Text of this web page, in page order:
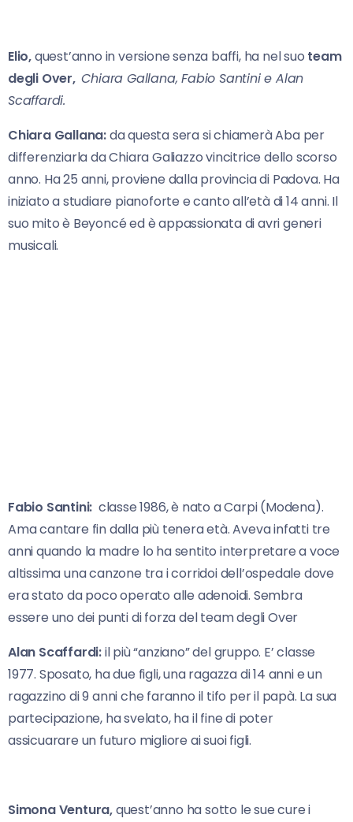
Elio,quest’anno in versione senza baffi, ha nel suo team
degli Over, Chiara Gallana, Fabio Santini e Alan
Scaffardi.
Chiara Gallana:da questa sera si chiamerà Aba per
differenziarla da Chiara Galiazzo vincitrice dello scorso
anno. Ha 25 anni, proviene dalla provincia di Padova. Ha
iniziato a studiare pianoforte e canto all’età di 14 anni. Il
suo mito è Beyoncé ed è appassionata di avri generi
musicali.
Fabio Santini: classe 1986, è nato a Carpi (Modena).
Ama cantare fin dalla più tenera età. Aveva infatti tre
anni quando la madre lo ha sentito interpretare a voce
altissima una canzone tra i corridoi dell’ospedale dove
era stato da poco operato alle adenoidi. Sembra
essere uno dei punti di forza del team degli Over
Alan Scaffardi:il più “anziano” del gruppo. E’ classe
1977. Sposato, ha due figli, una ragazza di 14 anni e un
ragazzino di 9 anni che faranno il tifo per il papà. La sua
partecipazione, ha svelato, ha il fine di poter
assicuarare un futuro migliore ai suoi figli.
Simona Ventura,quest’anno ha sotto le sue cure i